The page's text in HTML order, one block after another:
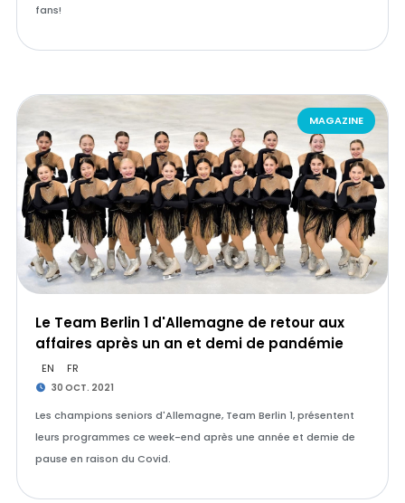
fans!
MAGAZINE
Le Team Berlin 1 d'Allemagne de retour aux
affaires après un an et demi de pandémie
EN FR
30 OCT. 2021
Les champions seniors d'Allemagne, Team Berlin 1, présentent
leurs programmes ce week-end après une année et demie de
pause en raison du Covid.